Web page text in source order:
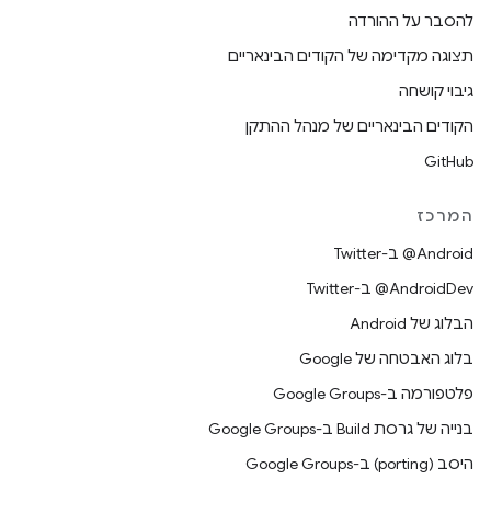
להסבר על ההורדה
תצוגה מקדימה של הקודים הבינאריים
גיבוי קושחה
הקודים הבינאריים של מנהל ההתקן
GitHub
המרכז
‎@Android ב-Twitter
‎@AndroidDev ב-Twitter
הבלוג של Android
בלוג האבטחה של Google
פלטפורמה ב-Google Groups
בנייה של גרסת Build ב-Google Groups
היסב (porting) ב-Google Groups